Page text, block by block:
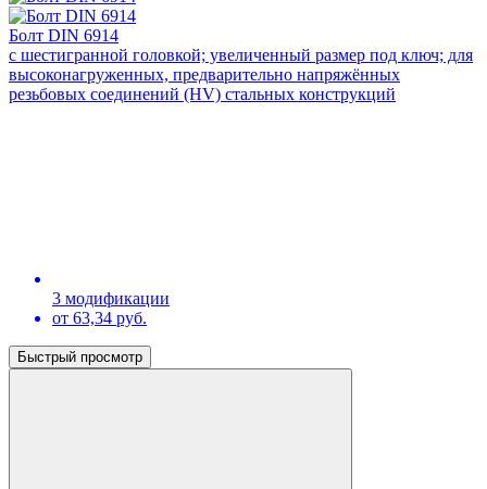
Болт DIN 6914
с шестигранной головкой; увеличенный размер под ключ; для
высоконагруженных, предварительно напряжённых
резьбовых соединений (HV) стальных конструкций
3 модификации
от 63,34 руб.
Быстрый просмотр